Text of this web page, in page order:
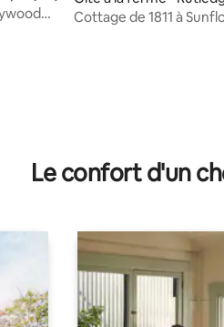
Cottage de 1811 à
Le confort d'un